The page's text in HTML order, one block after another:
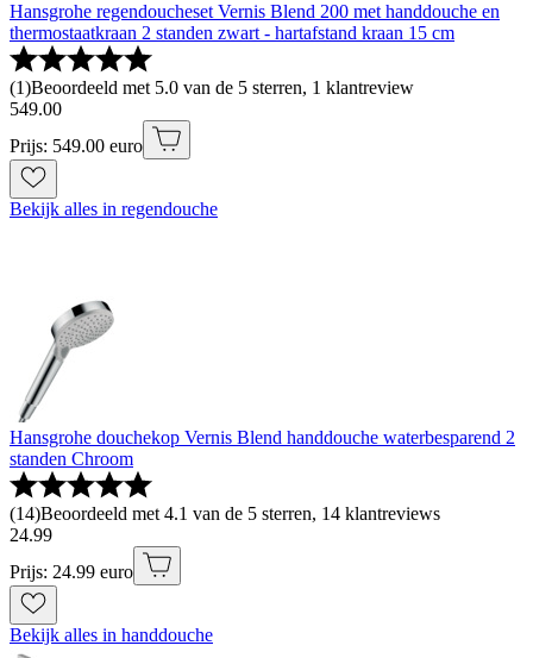
Hansgrohe regendoucheset Vernis Blend 200 met handdouche en
thermostaatkraan 2 standen zwart - hartafstand kraan 15 cm
(1)Beoordeeld met 5.0 van de 5 sterren, 1 klantreview
549.00
Prijs: 549.00 euro
Bekijk alles in regendouche
Hansgrohe douchekop Vernis Blend handdouche waterbesparend 2
standen Chroom
(14)Beoordeeld met 4.1 van de 5 sterren, 14 klantreviews
24.99
Prijs: 24.99 euro
Bekijk alles in handdouche